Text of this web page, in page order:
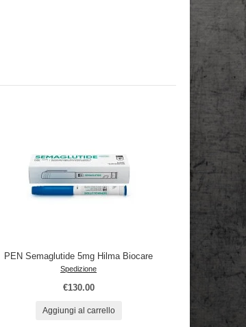
PEN Semaglutide 5mg Hilma Biocare
Spedizione
€130.00
Aggiungi al carrello